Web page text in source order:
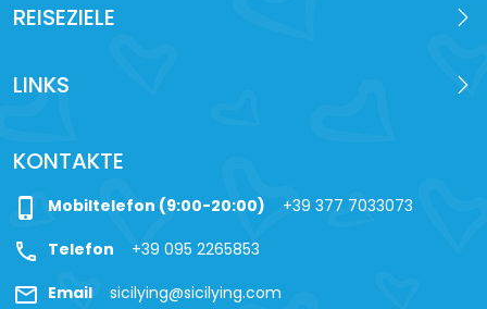
REISEZIELE
LINKS
KONTAKTE
phone_iphone Mobiltelefon (9:00-20:00) +39 377 7033073
call Telefon +39 095 2265853
mail Email sicilying@sicilying.com